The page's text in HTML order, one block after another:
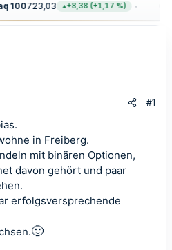
100723,03 +8,38 (+1,17 %)
#1
in Freiberg.
mit binären Optionen,
davon gehört und paar
erfolgsversprechende
🙂